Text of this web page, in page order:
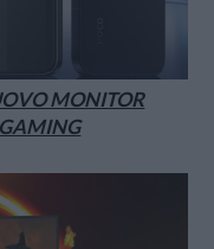
MONITOR
GAMING